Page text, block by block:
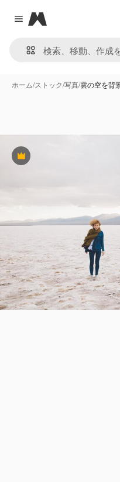
Close menu
Magnific
ホーム/ストック/写真/雲の空を背
Premium